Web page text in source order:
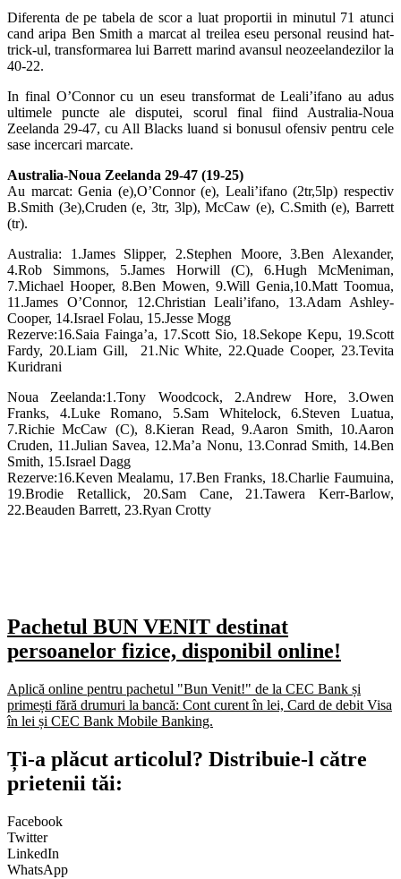
Diferenta de pe tabela de scor a luat proportii in minutul 71 atunci
cand aripa Ben Smith a marcat al treilea eseu personal reusind hat-
trick-ul, transformarea lui Barrett marind avansul neozeelandezilor la
40-22.
In final O’Connor cu un eseu transformat de Leali’ifano au adus
ultimele puncte ale disputei, scorul final fiind Australia-Noua
Zeelanda 29-47, cu All Blacks luand si bonusul ofensiv pentru cele
sase incercari marcate.
Australia-Noua Zeelanda 29-47 (19-25)
Au marcat: Genia (e),O’Connor (e), Leali’ifano (2tr,5lp) respectiv
B.Smith (3e),Cruden (e, 3tr, 3lp), McCaw (e), C.Smith (e), Barrett
(tr).
Australia: 1.James Slipper, 2.Stephen Moore, 3.Ben Alexander,
4.Rob Simmons, 5.James Horwill (C), 6.Hugh McMeniman,
7.Michael Hooper, 8.Ben Mowen, 9.Will Genia,10.Matt Toomua,
11.James O’Connor, 12.Christian Leali’ifano, 13.Adam Ashley-
Cooper, 14.Israel Folau, 15.Jesse Mogg
Rezerve:16.Saia Fainga’a, 17.Scott Sio, 18.Sekope Kepu, 19.Scott
Fardy, 20.Liam Gill, 21.Nic White, 22.Quade Cooper, 23.Tevita
Kuridrani
Noua Zeelanda:1.Tony Woodcock, 2.Andrew Hore, 3.Owen
Franks, 4.Luke Romano, 5.Sam Whitelock, 6.Steven Luatua,
7.Richie McCaw (C), 8.Kieran Read, 9.Aaron Smith, 10.Aaron
Cruden, 11.Julian Savea, 12.Ma’a Nonu, 13.Conrad Smith, 14.Ben
Smith, 15.Israel Dagg
Rezerve:16.Keven Mealamu, 17.Ben Franks, 18.Charlie Faumuina,
19.Brodie Retallick, 20.Sam Cane, 21.Tawera Kerr-Barlow,
22.Beauden Barrett, 23.Ryan Crotty
Pachetul BUN VENIT destinat
persoanelor fizice, disponibil online!
Aplică online pentru pachetul "Bun Venit!" de la CEC Bank și
primești fără drumuri la bancă: Cont curent în lei, Card de debit Visa
în lei și CEC Bank Mobile Banking.​
Ți-a plăcut articolul? Distribuie-l către
prietenii tăi:
Facebook
Twitter
LinkedIn
WhatsApp